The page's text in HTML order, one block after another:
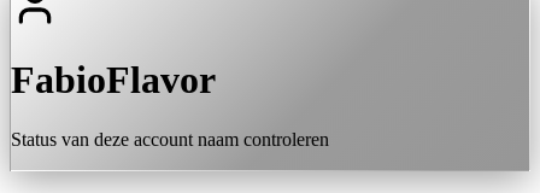
FabioFlavor
Status van deze account naam controleren